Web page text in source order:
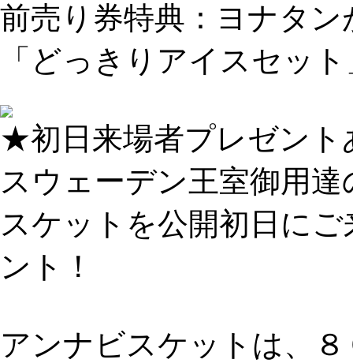
前売り券特典：ヨナタ
「どっきりアイスセッ
★初日来場者プレゼント
スウェーデン王室御用
スケットを公開初日に
ント！
アンナビスケットは、